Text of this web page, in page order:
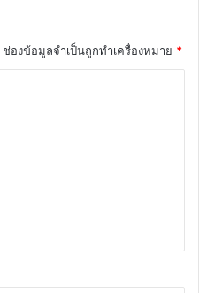
ช่องข้อมูลจำเป็นถูกทำเครื่องหมาย *